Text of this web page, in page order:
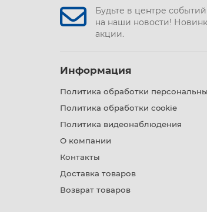
Будьте в центре
на наши новости!
акции.
Информация
Политика обработки
Политика обработки cookie
Политика видеонаблюдения
О компании
Контакты
Доставка товаров
Возврат товаров